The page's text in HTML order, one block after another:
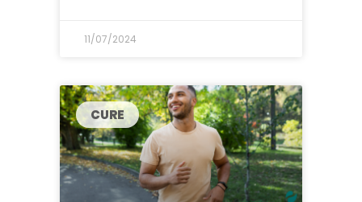
11/07/2024
CURE